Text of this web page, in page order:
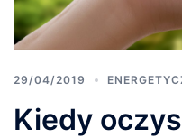
29/04/2019
Kiedy